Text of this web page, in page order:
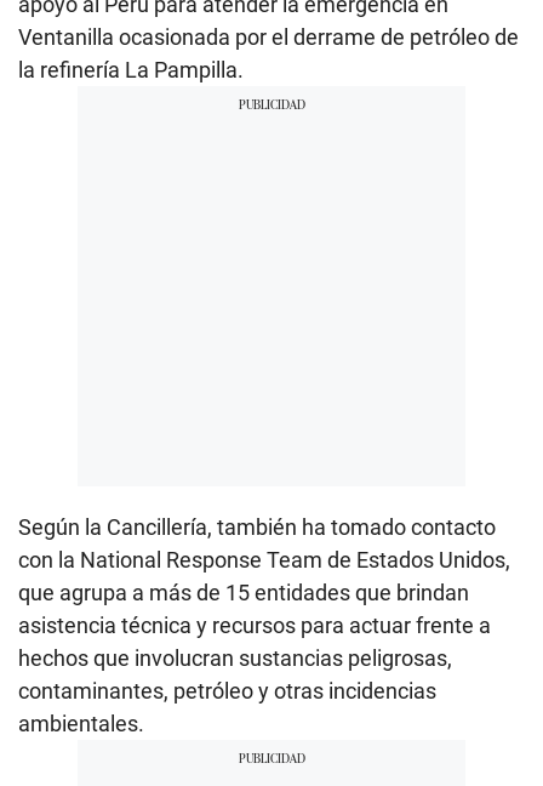
Ventanilla ocasionada por el derrame de petróleo de
la refinería La Pampilla.
Según la Cancillería, también ha tomado contacto
con la National Response Team de Estados Unidos,
que agrupa a más de 15 entidades que brindan
asistencia técnica y recursos para actuar frente a
hechos que involucran sustancias peligrosas,
contaminantes, petróleo y otras incidencias
ambientales.